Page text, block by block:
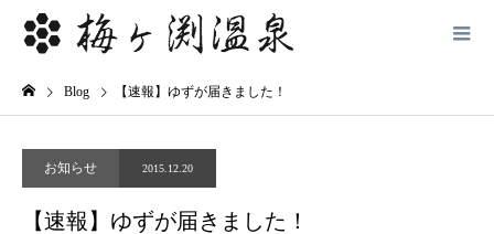
Blog 【速報】ゆずが届きました！
お知らせ 2015.12.20
【速報】ゆずが届きました！